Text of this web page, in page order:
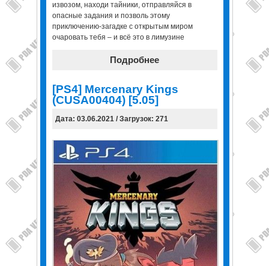
извозом, находи тайники, отправляйся в
опасные задания и позволь этому
приключению-загадке с открытым миром
очаровать тебя – и всё это в лимузине
Подробнее
[PS4] Mercenary Kings
(CUSA00404) [5.05]
Дата: 03.06.2021 / Загрузок: 271